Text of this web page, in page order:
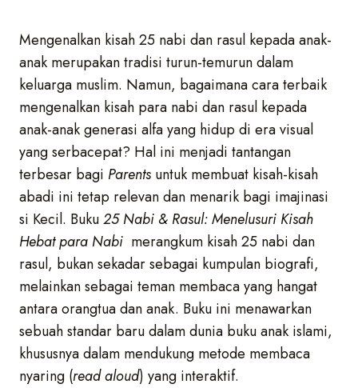
Mengenalkan kisah 25 nabi dan rasul kepada anak-
anak merupakan tradisi turun-temurun dalam
keluarga muslim. Namun, bagaimana cara terbaik
mengenalkan kisah para nabi dan rasul kepada
anak-anak generasi alfa yang hidup di era visual
yang serbacepat? Hal ini menjadi tantangan
terbesar bagi Parents untuk membuat kisah-kisah
abadi ini tetap relevan dan menarik bagi imajinasi
si Kecil. Buku25 Nabi & Rasul: Menelusuri Kisah
Hebat para Nabi merangkum kisah 25 nabi dan
rasul, bukan sekadar sebagai kumpulan biografi,
melainkan sebagai teman membaca yang hangat
antara orangtua dan anak. Buku ini menawarkan
sebuah standar baru dalam dunia buku anak islami,
khususnya dalam mendukung metode membaca
nyaring (read aloud) yang interaktif.